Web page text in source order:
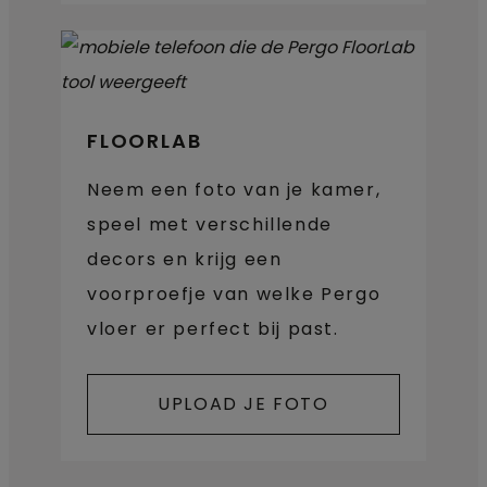
FLOORLAB
Neem een foto van je kamer,
speel met verschillende
decors en krijg een
voorproefje van welke Pergo
vloer er perfect bij past.
UPLOAD JE FOTO